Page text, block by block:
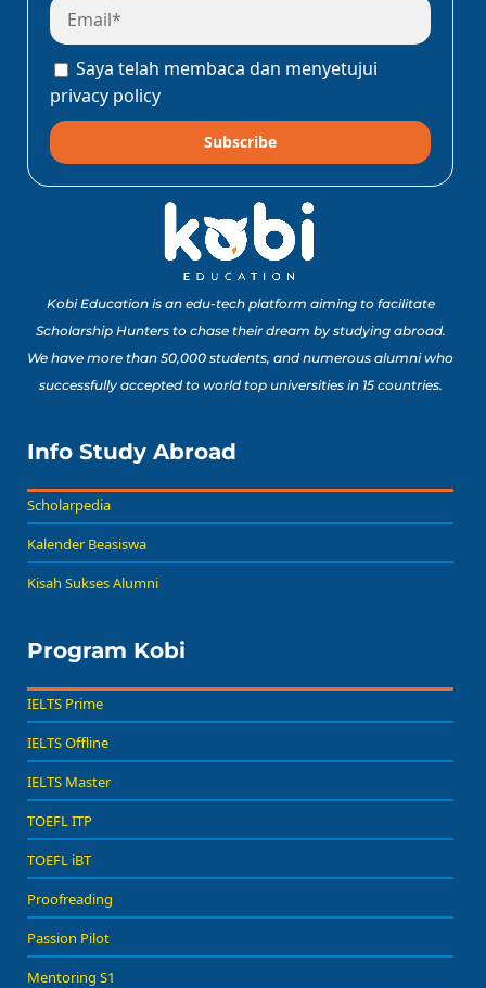
Saya telah membaca dan menyetujui
privacy policy
Subscribe
Kobi Education is an edu-tech platform aiming to facilitate
Scholarship Hunters to chase their dream by studying abroad.
We have more than 50,000 students, and numerous alumni who
successfully accepted to world top universities in 15 countries.
Info Study Abroad
Scholarpedia
Kalender Beasiswa
Kisah Sukses Alumni
Program Kobi
IELTS Prime
IELTS Offline
IELTS Master
TOEFL ITP
TOEFL iBT
Proofreading
Passion Pilot
Mentoring S1